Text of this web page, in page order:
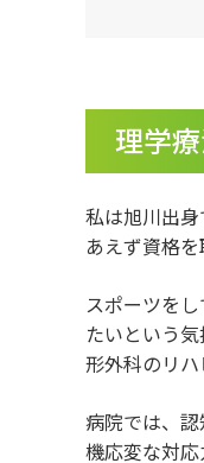
理学
私は旭川出
あえず資格
スポーツを
たいという
形外科のリハ
病院では、
機応変な対応